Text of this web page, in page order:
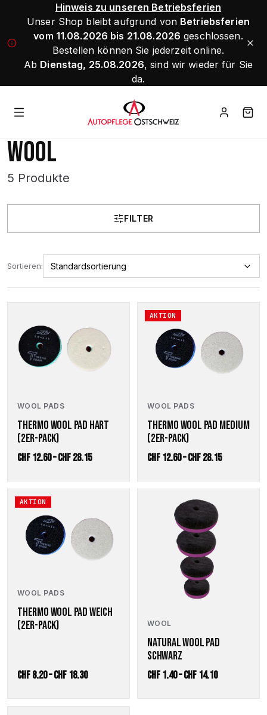
Hinweis zu unseren Betriebsferien
Unser Shop bleibt aufgrund von Betriebsferien
vom 11.08.2026 bis 21.08.2026 geschlossen.
Bestellen können Sie jederzeit online.
Ab Dienstag, 25.08.2026, sind wir wieder für Sie
da.
WOOL
5 Produkte
FILTER
Sortieren:
WOOL PADS
THERMO WOOL PAD HART
(2ER-PACK)
CHF 12.60–CHF28.15Preisspanne:
bis
weist
mehrere
Varianten
können
auf
der
gewählt
AKTION
WOOL PADS
THERMO WOOL PAD MEDIUM
(2ER-PACK)
CHF 12.60–CHF28.15
bis
Dieses
Produkt
mehrere
Varianten
können
auf
der
gewählt
AKTION
WOOL PADS
THERMO WOOL PAD WEICH
(2ER-PACK)
CHF8.20–CHF 18.30Preisspanne:
bis
Dieses
Produkt
mehrere
Varianten
können
auf
der
Produktseite
WOOL
NATURAL WOOL PAD
SCHWARZ
CHF 1.40–CHF 14.10Preisspanne:
der
gewählt
werden